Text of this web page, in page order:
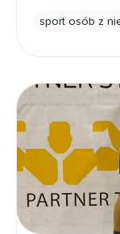
sport osób z